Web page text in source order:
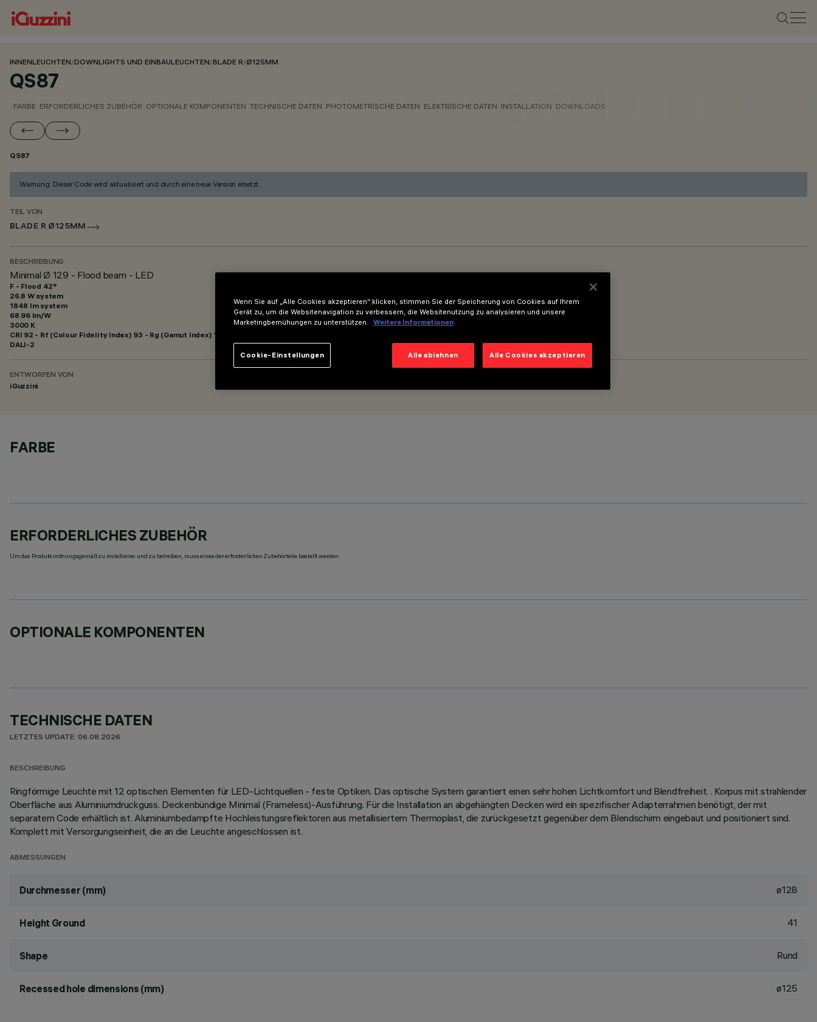
INNENLEUCHTEN/DOWNLIGHTS UND EINBAULEUCHTEN/BLADE R/Ø125MM
QS87
FARBE ERFORDERLICHES ZUBEHÖR OPTIONALE KOMPONENTEN TECHNISCHE DATEN PHOTOMETRISCHE DATEN ELEKTRISCHE DATEN INSTALLATION DOWNLOADS
QS87
Warnung: Dieser Code wird aktualisiert und durch eine neue Version ersetzt.
TEIL VON
BLADE R Ø125MM
BESCHREIBUNG
Minimal Ø 129 - Flood beam - LED
F - Flood 42°
26.8 W system
1848 lm system
68.96 lm/W
3000 K
CRI 92 - Rf (Colour Fidelity Index) 93 - Rg (Gamut Index) 101
DALI-2
ENTWORFEN VON
iGuzzini
FARBE
ERFORDERLICHES ZUBEHÖR
Um das Produkt ordnungsgemäß zu installieren und zu betreiben, muss eines der erforderlichen Zubehörteile bestellt werden:
OPTIONALE KOMPONENTEN
TECHNISCHE DATEN
LETZTES UPDATE: 06.08.2026
BESCHREIBUNG
Ringförmige Leuchte mit 12 optischen Elementen für LED-Lichtquellen - feste Optiken. Das optische System garantiert einen sehr hohen Lichtkomfort und Blendfreiheit. . Korpus mit strahlender
Oberfläche aus Aluminiumdruckguss. Deckenbündige Minimal (Frameless)-Ausführung. Für die Installation an abgehängten Decken wird ein spezifischer Adapterrahmen benötigt, der mit
separatem Code erhältlich ist. Aluminiumbedampfte Hochleistungsreflektoren aus metallisiertem Thermoplast, die zurückgesetzt gegenüber dem Blendschirm eingebaut und positioniert sind.
Komplett mit Versorgungseinheit, die an die Leuchte angeschlossen ist.
ABMESSUNGEN
Durchmesser (mm) ø128
Height Ground 41
Shape Rund
Recessed hole dimensions (mm) ø125
Wenn Sie auf „Alle Cookies akzeptieren“ klicken, stimmen Sie der Speicherung von Cookies auf Ihrem
Gerät zu, um die Websitenavigation zu verbessern, die Websitenutzung zu analysieren und unsere
Marketingbemühungen zu unterstützen.
Weitere Informationen
Alle ablehnen Alle Cookies akzeptieren
Cookie-Einstellungen